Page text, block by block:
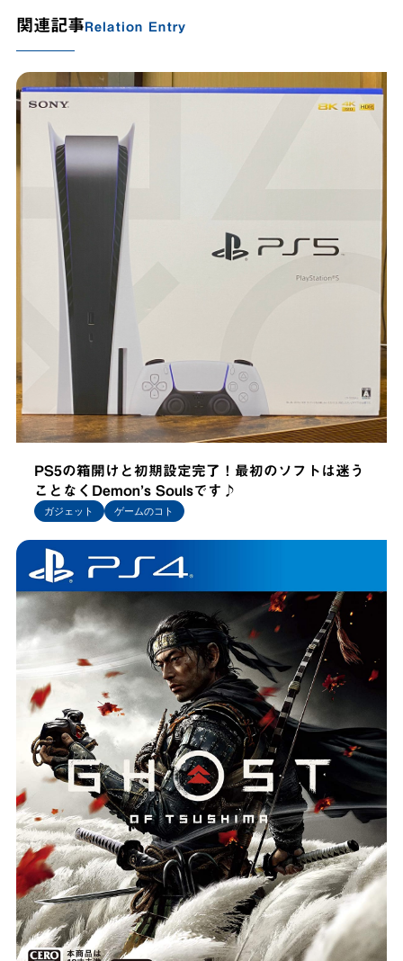
関連記事Relation Entry
PS5の箱開けと初期設定完了！最初のソフトは迷う
ことなくDemon’s Soulsです♪
ガジェット ゲームのコト